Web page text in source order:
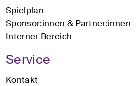
Spielplan
Sponsor:innen & Partner:innen
Interner Bereich
Service
Kontakt